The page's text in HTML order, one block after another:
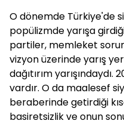
O dönemde Türkiye'de
popülizmde yarışa
partiler, memleket
vizyon üzerinde yarış
dağıtırım
vardır. O da maalesef
beraberinde getirdiği
basiretsizlik ve onun